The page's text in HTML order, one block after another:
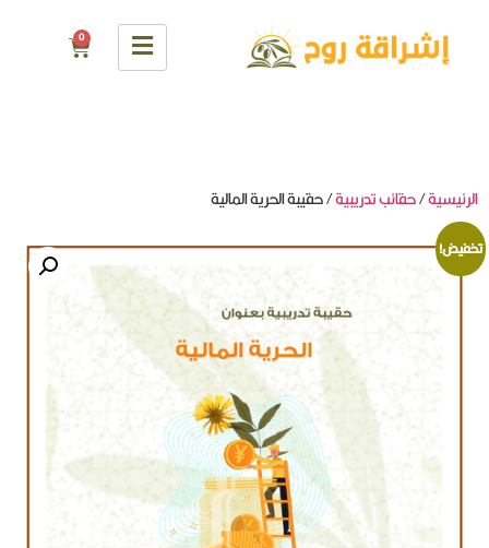
0
الرئيسية/حقائب تدريبية/ حقيبة الحرية المالية
تخفيض!